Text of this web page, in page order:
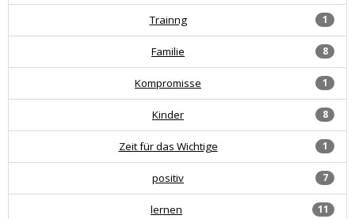
1
Trainng
8
Familie
1
Kompromisse
8
Kinder
1
Zeit für das Wichtige
7
positiv
11
lernen